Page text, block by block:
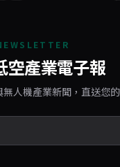
空產業電子報
人機產業新聞，直送您的